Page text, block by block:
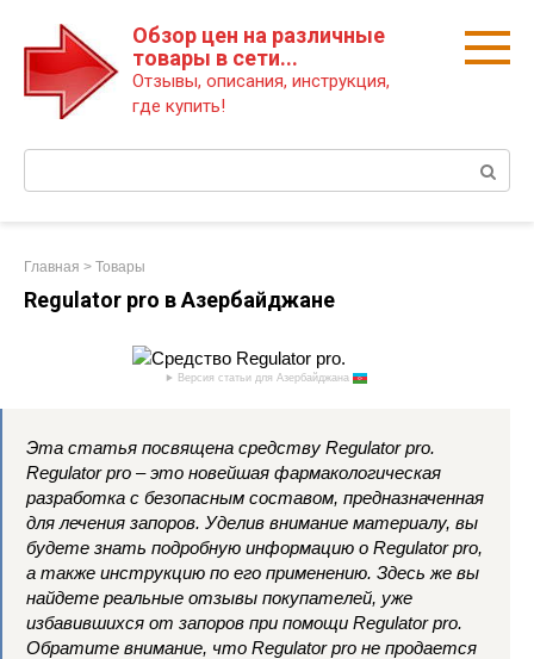
Обзор цен на различные
товары в сети...
Отзывы, описания, инструкция,
где купить!
Главная > Товары
Regulator pro в Азербайджане
Версия статьи для Азербайджана
Эта статья посвящена средству Regulator pro.
Regulator pro – это новейшая фармакологическая
разработка с безопасным составом, предназначенная
для лечения запоров. Уделив внимание материалу, вы
будете знать подробную информацию о Regulator pro,
а также инструкцию по его применению. Здесь же вы
найдете реальные отзывы покупателей, уже
избавившихся от запоров при помощи Regulator pro.
Обратите внимание, что Regulator pro не продается